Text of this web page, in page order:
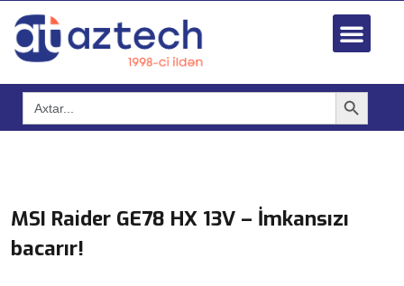
Search
for:
Search Button
MSI Raider GE78 HX 13V – İmkansızı
bacarır!